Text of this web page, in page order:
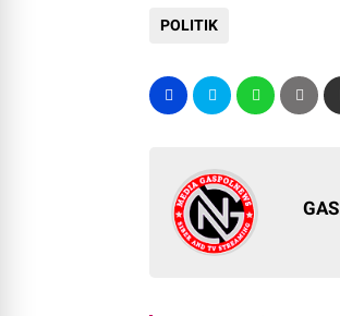
POLITIK